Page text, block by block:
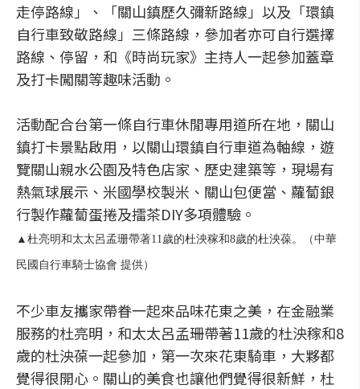
走停路線」、「關山鎮歷久彌新路線」以及「環鎮
自行車致敬路線」三條路線，參加者亦可自行選擇
路線、停留，和《時尚玩家》主持人一起參加蓋章
及打卡闖關等趣味活動。
活動配合台第一條自行車休閒專用道所在地，關山
鎮打卡景點啟用，以關山環鎮自行車道為軸線，遊
覽關山親水公園及特色店家、歷史建築等，現場有
熱氣球展示、米國學校製米、關山包便當、蘿蔔銀
行製作蘿蔔蛋捲及擂茶DIY多項體驗。
▲杜亮明和太太呂孟珊帶著11歲的杜泱稼和8歲的杜泱葆。（中華
民國自行車騎士協會 提供）
不少車友攜家帶眷一起來品味花東之美，在金融業
服務的杜亮明，和太太呂孟珊帶著11歲的杜泱稼和8
歲的杜泱葆一起參加，第一次來花東騎車，大夥都
覺得很開心。關山的美食也讓他們覺得很新鮮，杜